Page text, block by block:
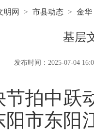
明网 > 市县动态 > 金华
基层
发布时间：2025-07-04
中跃
阳市东阳